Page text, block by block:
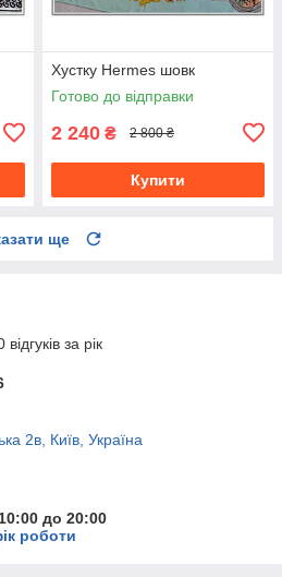
Хустку Hermes шовк
Готово до відправки
2 240 ₴ 2 800 ₴
Купити
ще
за рік
2в, Київ, Україна
до 20:00
роботи